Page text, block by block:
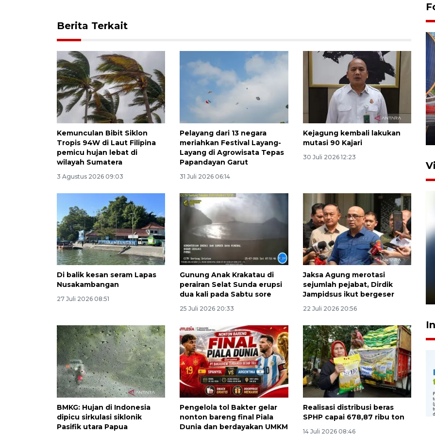
Berita Terkait
Kemunculan Bibit Siklon
Tropis 94W di Laut Filipina
pemicu hujan lebat di
wilayah Sumatera
3 Agustus 2026 09:03
Pelayang dari 13 negara
meriahkan Festival Layang-
Layang di Agrowisata Tepas
Papandayan Garut
31 Juli 2026 06:14
Kejagung kembali lakukan
mutasi 90 Kajari
30 Juli 2026 12:23
Di balik kesan seram Lapas
Nusakambangan
27 Juli 2026 08:51
Gunung Anak Krakatau di
perairan Selat Sunda erupsi
dua kali pada Sabtu sore
25 Juli 2026 20:33
Jaksa Agung merotasi
sejumlah pejabat, Dirdik
Jampidsus ikut bergeser
22 Juli 2026 20:56
BMKG: Hujan di Indonesia
dipicu sirkulasi siklonik
Pasifik utara Papua
Pengelola tol Bakter gelar
nonton bareng final Piala
Dunia dan berdayakan UMKM
Realisasi distribusi beras
SPHP capai 678,87 ribu ton
14 Juli 2026 08:46
Komisi V DPR tinjau
perlintasan sebidang di
Stasiun Bogor
12 Juni 2026 18:49
Pelanggan Filaha Farm setia
sampai 8 tahan?
1 Juni 2026 05:47